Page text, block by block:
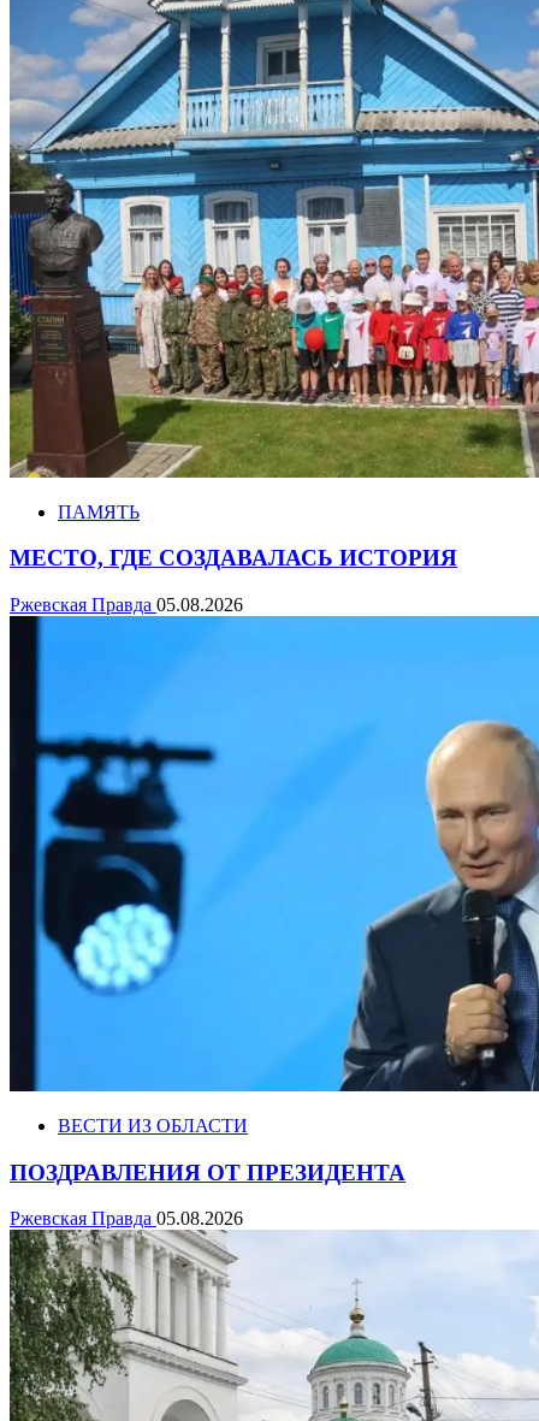
ПАМЯТЬ
МЕСТО, ГДЕ СОЗДАВАЛАСЬ ИСТОРИЯ
Ржевская Правда 05.08.2026
ВЕСТИ ИЗ ОБЛАСТИ
ПОЗДРАВЛЕНИЯ ОТ ПРЕЗИДЕНТА
Ржевская Правда 05.08.2026